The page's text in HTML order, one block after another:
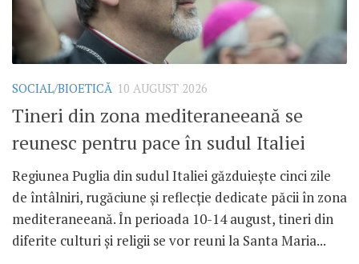
SOCIAL/BIOETICĂ 10 AUGUST 2026
Tineri din zona mediteraneeană se
reunesc pentru pace în sudul Italiei
Regiunea Puglia din sudul Italiei găzduiește cinci zile
de întâlniri, rugăciune și reflecție dedicate păcii în zona
mediteraneeană. În perioada 10-14 august, tineri din
diferite culturi și religii se vor reuni la Santa Maria...